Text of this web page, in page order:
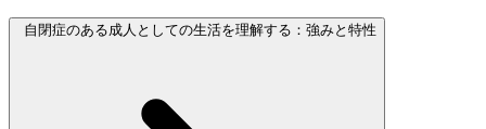
自閉症のある成人としての生活を理解する：強みと特性